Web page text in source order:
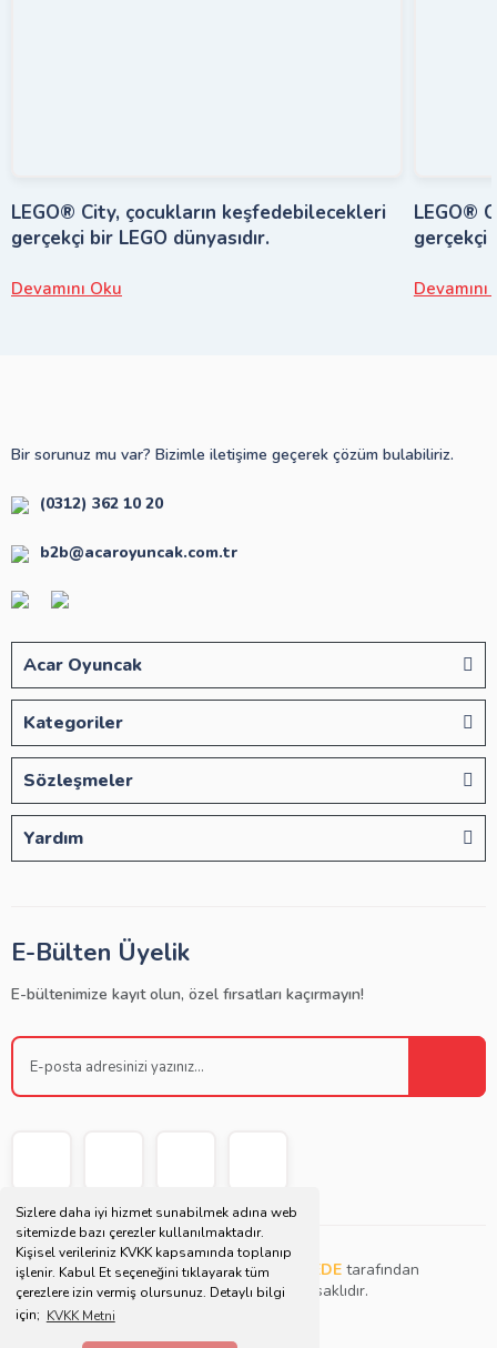
Sizlere daha iyi hizmet sunabilmek adına web
sitemizde bazı çerezler kullanılmaktadır.
Kişisel verileriniz KVKK kapsamında toplanıp
işlenir. Kabul Et seçeneğini tıklayarak tüm
çerezlere izin vermiş olursunuz. Detaylı bilgi
için; KVKK Metni
LEGO® City, çocukların keşfedebilecekleri
gerçekçi bir LEGO dünyasıdır.
Devamını Oku
LEGO®
gerçekçi
Devamını
Bir sorunuz mu var? Bizimle iletişime geçerek çözüm bulabiliriz.
(0312) 362 10 20
b2b@acaroyuncak.com.tr
Acar Oyuncak
Kategoriler
Sözleşmeler
Yardım
E-Bülten Üyelik
E-bültenimize kayıt olun, özel fırsatları kaçırmayın!
Copyright © 2021 | Bu websitesiMüjdat DEDE tarafından
tasarlanmış ve düzenlenmiştir. Tüm hakları saklıdır.